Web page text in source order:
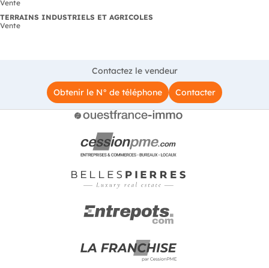
Vente
TERRAINS INDUSTRIELS ET AGRICOLES
Vente
Contactez le vendeur
Obtenir le N° de téléphone
Contacter